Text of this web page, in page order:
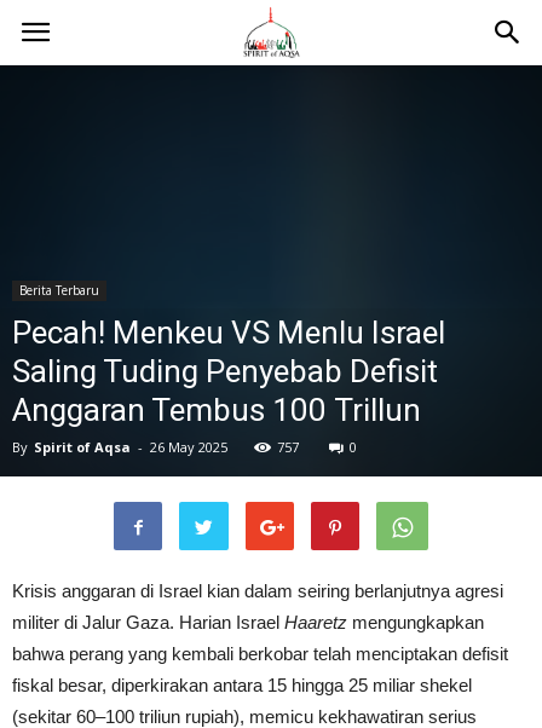
Berita Terbaru
Pecah! Menkeu VS Menlu Israel
Saling Tuding Penyebab Defisit
Anggaran Tembus 100 Trillun
By Spirit of Aqsa - 26 May 2025 757 0
Krisis anggaran di Israel kian dalam seiring berlanjutnya agresi
militer di Jalur Gaza. Harian Israel Haaretz mengungkapkan
bahwa perang yang kembali berkobar telah menciptakan defisit
fiskal besar, diperkirakan antara 15 hingga 25 miliar shekel
(sekitar 60–100 triliun rupiah), memicu kekhawatiran serius